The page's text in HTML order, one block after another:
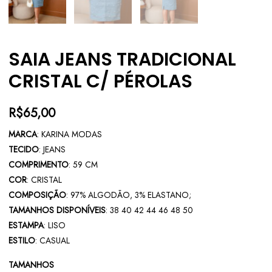
SAIA JEANS TRADICIONAL
CRISTAL C/ PÉROLAS
R$65,00
MARCA: KARINA MODAS
TECIDO: JEANS
COMPRIMENTO: 59 CM
COR: CRISTAL
COMPOSIÇÃO: 97% ALGODÃO, 3% ELASTANO;
TAMANHOS DISPONÍVEIS: 38 40 42 44 46 48 50
ESTAMPA: LISO
ESTILO: CASUAL
TAMANHOS